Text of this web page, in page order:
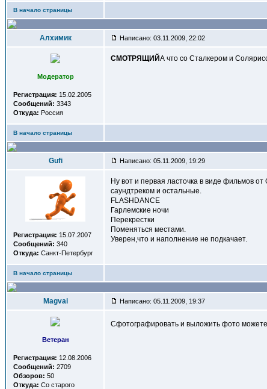
В начало страницы
Алхимик Написано: 03.11.2009, 22:02
Модератор
Регистрация: 15.02.2005
Сообщений: 3343
Откуда: Россия
СМОТРЯЩИЙА что со Сталкером и
В начало страницы
Gufi Написано: 05.11.2009, 19:29
Регистрация: 15.07.2007
Сообщений: 340
Откуда: Санкт-Петербург
Ну вот и первая ласточка в виде фильмов
саундтреком и остальные.
FLASHDANCE
Гарлемские ночи
Перекрестки
Поменяться местами.
Уверен,что и наполнение не подкачает.
В начало страницы
Magvai Написано: 05.11.2009, 19:37
Ветеран
Регистрация: 12.08.2006
Сообщений: 2709
Обзоров: 50
Откуда: Со старого
Сфотографировать и выложить фото